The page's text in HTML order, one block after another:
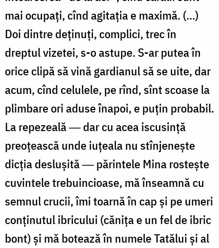
mai ocupaţi, cînd agitaţia e maximă. (…)
Doi dintre deţinuţi, complici, trec în
dreptul vizetei, s-o astupe. S-ar putea în
orice clipă să vină gardianul să se uite, dar
acum, cînd celulele, pe rînd, sînt scoase la
plimbare ori aduse înapoi, e puţin probabil.
La repezeală ― dar cu acea iscusinţă
preoţească unde iuţeala nu stînjeneşte
dicţia desluşită ― părintele Mina rosteşte
cuvintele trebuincioase, mă înseamnă cu
semnul crucii, îmi toarnă în cap şi pe umeri
conţinutul ibricului (căniţa e un fel de ibric
bont) şi mă botează în numele Tatălui şi al